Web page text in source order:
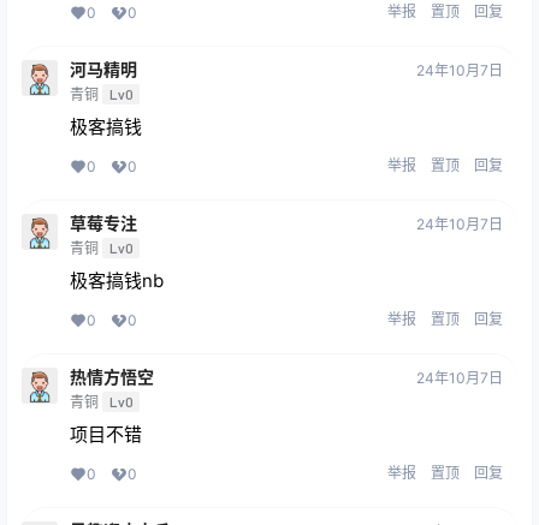
0 0 举报 置顶 回复
河马精明
青铜 Lv0
24年10月7日
极客搞钱
0 0 举报 置顶 回复
草莓专注
青铜 Lv0
24年10月7日
极客搞钱nb
0 0 举报 置顶 回复
热情方悟空
青铜 Lv0
24年10月7日
项目不错
0 0 举报 置顶 回复